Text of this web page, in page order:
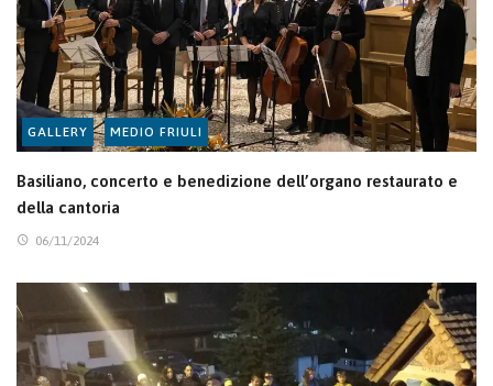
GALLERY MEDIO FRIULI
Basiliano, concerto e benedizione dell’organo restaurato e
della cantoria
06/11/2024